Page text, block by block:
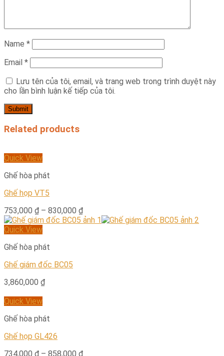
Name *
Email *
Lưu tên của tôi, email, và trang web trong trình duyệt này
cho lần bình luận kế tiếp của tôi.
Related products
Quick View
Ghế hòa phát
Ghế họp VT5
753,000 ₫ – 830,000 ₫
Quick View
Ghế hòa phát
Ghế giám đốc BC05
3,860,000 ₫
Quick View
Ghế hòa phát
Ghế họp GL426
734,000 ₫ – 858,000 ₫